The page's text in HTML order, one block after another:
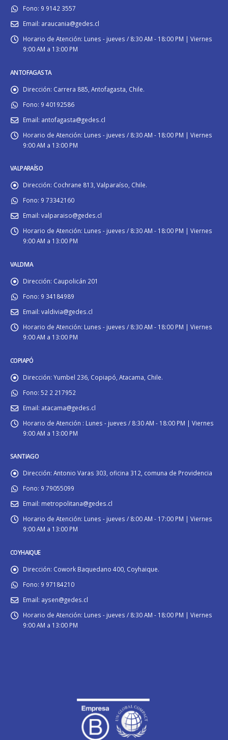
Fono: 9 9142 3557
Email: araucania@gedes.cl
Horario de Atención: Lunes - jueves / 8:30 AM - 18:00 PM | Viernes
9:00 AM a 13:00 PM
ANTOFAGASTA
Dirección: Carrera 885, Antofagasta, Chile.
Fono: 9 40192586
Email: antofagasta@gedes.cl
Horario de Atención: Lunes - jueves / 8:30 AM - 18:00 PM | Viernes
9:00 AM a 13:00 PM
VALPARAÍSO
Dirección: Cochrane 813, Valparaíso, Chile.
Fono: 9 73342160
Email: valparaiso@gedes.cl
Horario de Atención: Lunes - jueves / 8:30 AM - 18:00 PM | Viernes
9:00 AM a 13:00 PM
VALDIVIA
Dirección: Caupolicán 201
Fono: 9 34184989
Email: valdivia@gedes.cl
Horario de Atención: Lunes - jueves / 8:30 AM - 18:00 PM | Viernes
9:00 AM a 13:00 PM
COPIAPÓ
Dirección: Yumbel 236, Copiapó, Atacama, Chile.
Fono: 52 2 217952
Email: atacama@gedes.cl
Horario de Atención : Lunes - jueves / 8:30 AM - 18:00 PM | Viernes
9:00 AM a 13:00 PM
SANTIAGO
Dirección: Antonio Varas 303, oficina 312, comuna de Providencia
Fono: 9 79055099
Email: metropolitana@gedes.cl
Horario de Atención: Lunes - jueves / 8:00 AM - 17:00 PM | Viernes
9:00 AM a 13:00 PM
COYHAIQUE
Dirección: Cowork Baquedano 400, Coyhaique.
Fono: 9 97184210
Email: aysen@gedes.cl
Horario de Atención: Lunes - jueves / 8:30 AM - 18:00 PM | Viernes
9:00 AM a 13:00 PM